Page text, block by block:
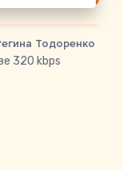
Тодоренко
320 kbps